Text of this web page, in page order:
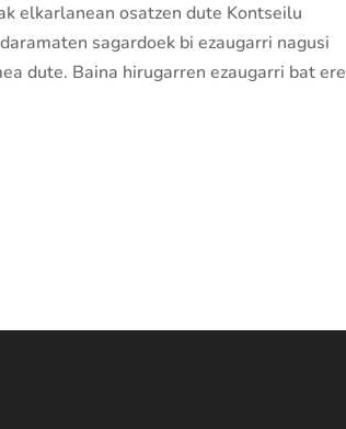
elkarlanean osatzen dute Kontseilu
sagardoek bi ezaugarri nagusi
dute. Baina hirugarren ezaugarri bat ere